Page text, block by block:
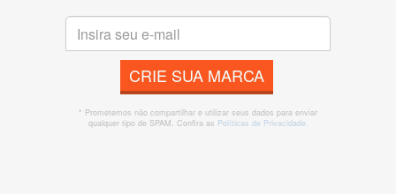
CRIE SUA MARCA
* Prometemos não compartilhar e utilizar seus dados para enviar
qualquer tipo de SPAM. Confira as Políticas de Privacidade.